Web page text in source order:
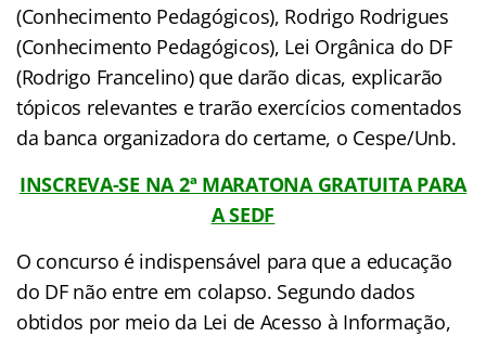
(Conhecimento Pedagógicos), Rodrigo Rodrigues
(Conhecimento Pedagógicos), Lei Orgânica do DF
(Rodrigo Francelino) que darão dicas, explicarão
tópicos relevantes e trarão exercícios comentados
da banca organizadora do certame, o Cespe/Unb.
INSCREVA-SE NA 2ª MARATONA GRATUITA PARA
A SEDF
O concurso é indispensável para que a educação
do DF não entre em colapso. Segundo dados
obtidos por meio da Lei de Acesso à Informação,